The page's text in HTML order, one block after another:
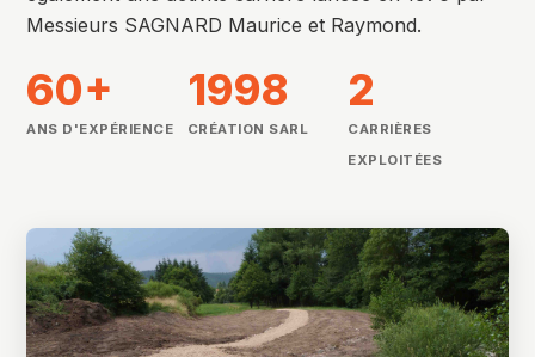
Messieurs SAGNARD Maurice et Raymond.
60+
ANS D'EXPÉRIENCE
1998
CRÉATION SARL
2
CARRIÈRES
EXPLOITÉES